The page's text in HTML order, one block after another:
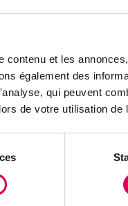
contenu et les
également des
qui peuvent
de votre utilisation de
à toutes nos
(e-paper)
à des
abonné·e ? → Se